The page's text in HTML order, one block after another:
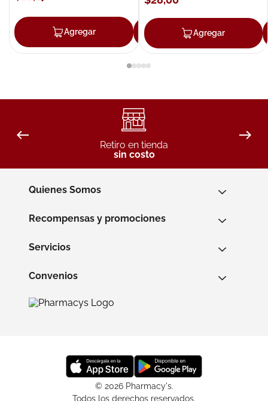
Agregar Agregar
Agregar
Retiro en tienda
sin costo
Quienes Somos
Recompensas y promociones
Servicios
Convenios
© 2026 Pharmacy's.
Todos los derechos reservados.